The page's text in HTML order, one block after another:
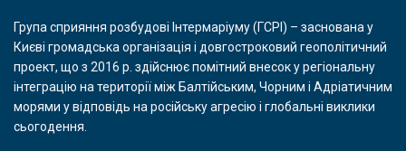
Група сприяння розбудові Інтермаріуму (ГСРІ) – заснована у
Києві громадська організація і довгостроковий геополітичний
проект, що з 2016 р. здійснює помітний внесок у регіональну
інтеграцію на території між Балтійським, Чорним і Адріатичним
морями у відповідь на російську агресію і глобальні виклики
сьогодення.